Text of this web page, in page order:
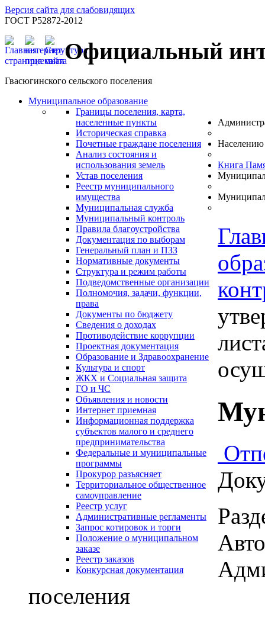
Версия сайта для слабовидящих
ГОСТ Р52872-2012
Официальный
Гвасюгинского сельского поселения
Муниципальное образование
Границы поселения, карта,
населенные пункты
Историческая справка
Почетные граждане поселения
Анализ состояния и
использования земель
Устав поселения
Реестр муниципального
имущества
Муниципальная служба
Муниципальный контроль
Правила благоустройства
Документация по выборам
Генеральный план и ПЗЗ
Нормативные документы
Структура и режим работы
Подведомственные организации
Полномочия, задачи, функции,
права
Документы по бюджету
Сведения о доходах
Противодействие коррупции
Проектная документация
Населению
Образование и Здравоохранение
Культура и спорт
ЖКХ и Социальная защита
ГО и ЧС
Объявления и новости
Интернет приемная
Информационная поддержка
субъектов малого и среднего
предпринимательства
Федеральные и муниципальные
программы
Прокурор разъясняет
Территориальное общественное
самоуправление
Книга
Реестр услуг
Административные регламенты
Запрос котировок и торги
Положение о муниципальном
заказе
Реестр заказов
Конкурсная документация
поселения